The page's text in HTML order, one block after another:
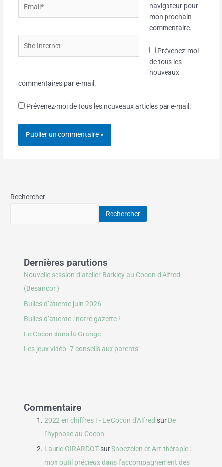
Internet
navigateur pour
mon prochain
commentaire.
Prévenez-moi
de tous les
nouveaux
commentaires par e-mail.
Prévenez-moi de tous les nouveaux articles par e-mail.
Rechercher
Rechercher
Dernières parutions
Nouvelle session d’atelier Barkley au Cocon d’Alfred
(Besançon)
Bulles d’attente juin 2026
Bulles d’attente : notre gazette !
Le Cocon dans la Grange
Les jeux vidéo- 7 conseils aux parents
Commentaire
2022 en chiffres ! - Le Cocon d'Alfred sur De
l’hypnose au Cocon
Laurie GIRARDOT surSnoezelen et Art-thérapie :
mon outil précieux dans l’accompagnement des